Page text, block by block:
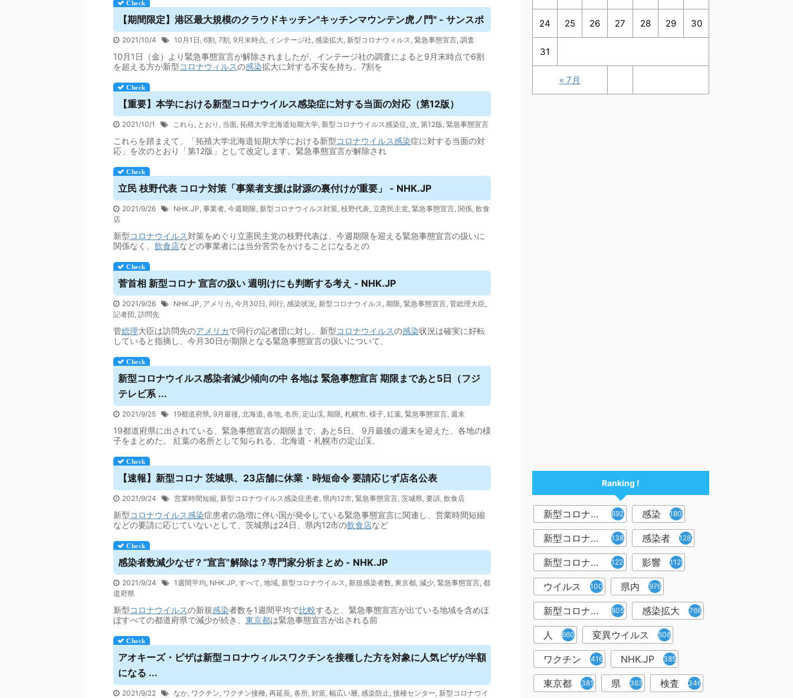
【期間限定】港区最大規模のクラウドキッチン"キッチンマウンテン虎ノ門" - サンスポ
2021/10/4 10月1日 , 6割, 7割, 9月末時点, インテージ社, 感染拡大, 新型コロナウィルス, 緊急事態宣言, 調査
10月1日（金）より緊急事態宣言が解除されましたが、インテージ社の調査によると9月末時点で6割
を超える方が新型コロナウィルスの感染拡大に対する不安を持ち、7割を
【重要】本学における新型コロナウイルス感染症に対する当面の対応（第12版）
2021/10/1 これら , とおり , 当面, 拓殖大学北海道短期大学, 新型コロナウイルス感染症, 次, 第12版, 緊急事態宣言
これらを踏まえて、「拓殖大学北海道短期大学における新型コロナウイルス感染症に対する当面の対
応」を次のとおり「第12版」として改定します。緊急事態宣言が解除され
立民 枝野代表 コロナ対策「事業者支援は財源の裏付けが重要」 - NHK.JP
2021/9/26 NHK.JP, 事業者, 今週期限, 新型コロナウイルス対策, 枝野代表, 立憲民主党, 緊急事態宣言, 関係, 飲食
店
新型コロナウイルス対策をめぐり立憲民主党の枝野代表は、今週期限を迎える緊急事態宣言の扱いに
関係なく、 飲食店などの事業者には当分苦労をかけることになるとの
菅首相 新型コロナ 宣言の扱い 週明けにも判断する考え - NHK.JP
2021/9/26 NHK.JP, アメリカ , 今月30日 , 同行, 感染状況, 新型コロナウイルス, 期限, 緊急事態宣言, 菅総理大臣,
記者団, 訪問先
菅総理大臣は訪問先のアメリカで同行の記者団に対し、新型コロナウイルスの感染状況は確実に好転
していると指摘し、今月30日が期限となる緊急事態宣言の扱いについて、
新型コロナウイルス感染者減少傾向の中 各地は 緊急事態宣言 期限まであと5日（フジ
テレビ系 ...
2021/9/25 19都道府県, 9月最後, 北海道, 各地, 名所, 定山渓, 期限, 札幌市, 様子, 紅葉, 緊急事態宣言, 週末
19都道府県に出されている、緊急事態宣言の期限まで、あと5日。 9月最後の週末を迎えた、各地の様
子をまとめた。 紅葉の名所として知られる、北海道・札幌市の定山渓。
【速報】新型コロナ 茨城県、23店舗に休業・時短命令 要請応じず店名公表
2021/9/24 営業時間短縮, 新型コロナウイルス感染症患者, 県内12市, 緊急事態宣言, 茨城県, 要請, 飲食店
新型コロナウイルス感染症患者の急増に伴い国が発令している緊急事態宣言に関連し、営業時間短縮
などの要請に応じていないとして、茨城県は24日、県内12市の飲食店など
感染者数減少なぜ？“宣言”解除は？専門家分析まとめ - NHK.JP
2021/9/24 1週間平均, NHK.JP, すべて, 地域, 新型コロナウイルス, 新規感染者数, 東京都, 減少, 緊急事態宣言, 都
道府県
新型コロナウイルスの新規感染者数を1週間平均で比較すると、緊急事態宣言が出ている地域を含めほ
ぼすべての都道府県で減少が続き、 東京都は緊急事態宣言が出される前
アオキーズ・ピザは新型コロナウィルスワクチンを接種した方を対象に人気ピザが半額
になる ...
2021/9/22 なか, ワクチン, ワクチン接種, 再延長, 各所, 対策, 幅広い層, 感染防止, 接種センター, 新型コロナウイ
« 7月
24 25 26 27 28 29 30
31
Ranking !
新型コロナウイルス 6921 感染 1809
新型コロナウィルス 1382 感染者 1283
新型コロナウイルス感染症 1226 影響 1129
ウイルス 1001 県内 976
新型コロナウイルス感染 805 感染拡大 766
人 660 変異ウイルス 508
ワクチン 416 NHK.JP 385
東京都 381 県 363 検査 346